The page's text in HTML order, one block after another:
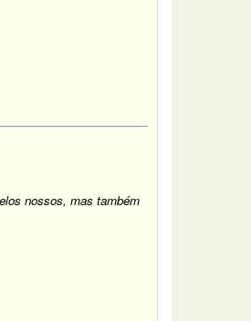
nossos, mas também